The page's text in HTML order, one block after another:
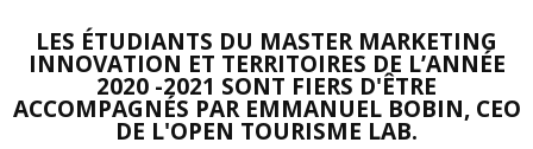
LES ÉTUDIANTS DU MASTER MARKETING
INNOVATION ET TERRITOIRES DE L’ANNÉE
2020 -2021 SONT FIERS D'ÊTRE
ACCOMPAGNÉS PAR EMMANUEL BOBIN, CEO
DE L'OPEN TOURISME LAB.